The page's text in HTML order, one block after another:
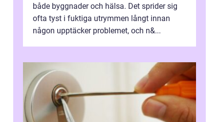
både byggnader och hälsa. Det sprider sig
ofta tyst i fuktiga utrymmen långt innan
någon upptäcker problemet, och n&...